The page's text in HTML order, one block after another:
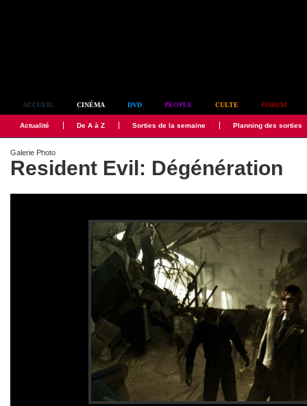
ACCUEIL CINÉMA DVD PEOPLE CULTE FORUM
Actualité De A à Z Sorties de la semaine Planning des sorties
Galerie Photo
Resident Evil: Dégénération